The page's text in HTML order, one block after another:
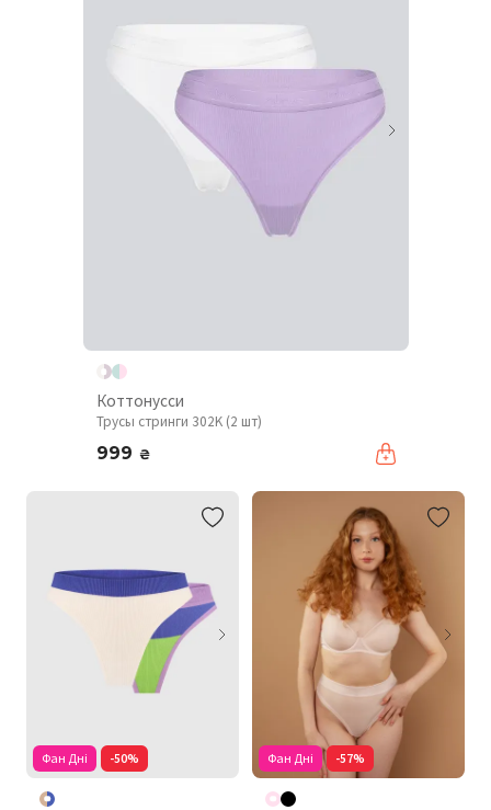
Коттонусси
Трусы стринги 302K (2 шт)
999 ₴
Фан Дні -50% Фан Дні -57%